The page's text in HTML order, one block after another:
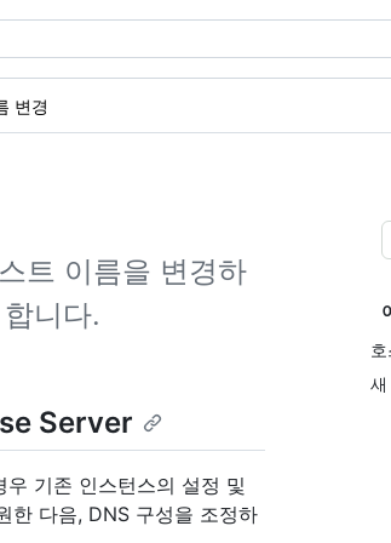
변경
트 이름을 변경하
니다.
새
Server
기존 인스턴스의 설정 및
한 다음, DNS 구성을 조정하